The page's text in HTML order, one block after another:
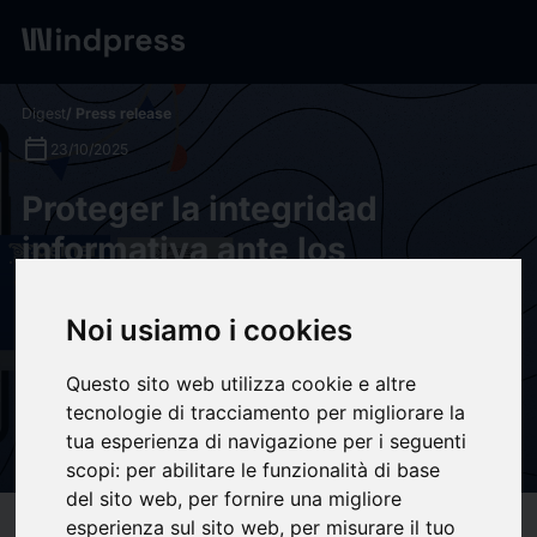
Noi usiamo i cookies
Questo sito web utilizza cookie e altre
tecnologie di tracciamento per migliorare la
tua esperienza di navigazione per i seguenti
scopi: per abilitare le funzionalità di base
del sito web, per fornire una migliore
esperienza sul sito web, per misurare il tuo
Digest/ Press release
calendar_today 23/10/2025
Proteger la integridad
informativa ante los
de la DSA para que las
plataformas aborden la
desinformación contra las
agencias meteorológicas
Compatibility help